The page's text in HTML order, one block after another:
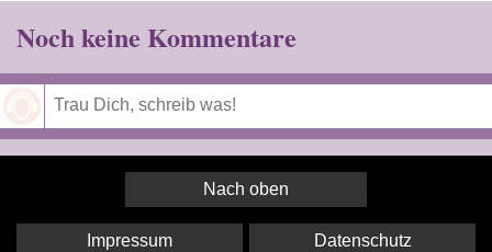
Noch keine Kommentare
Nach oben
Impressum Datenschutz